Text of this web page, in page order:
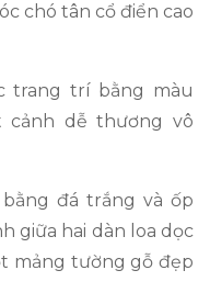
chó tân cổ điển cao
trang trí bằng màu
cảnh dễ thương vô
đá trắng và ốp
giữa hai dàn loa dọc
mảng tường gỗ đẹp